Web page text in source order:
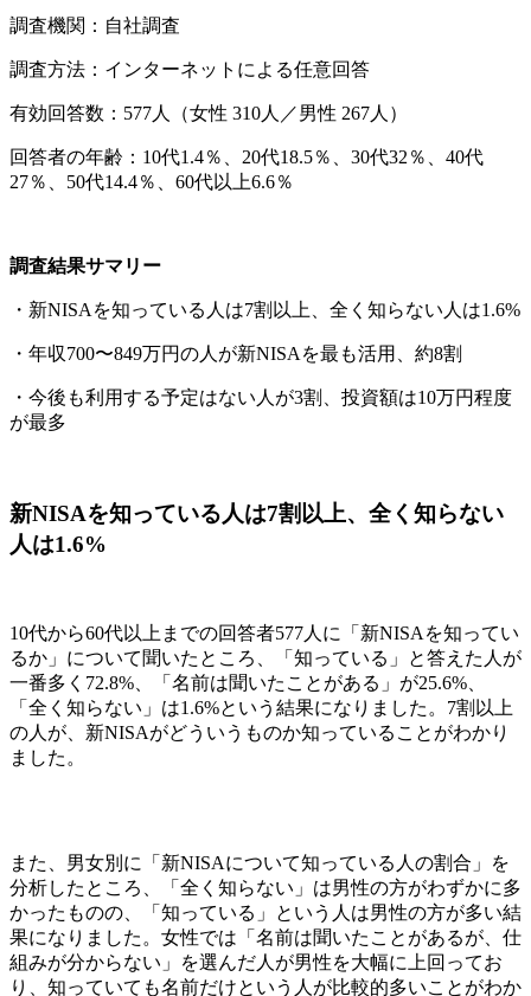
調査機関：自社調査
調査方法：インターネットによる任意回答
有効回答数：577人（女性 310人／男性 267人）
回答者の年齢：10代1.4％、20代18.5％、30代32％、40代
27％、50代14.4％、60代以上6.6％
調査結果サマリー
・新NISAを知っている人は7割以上、全く知らない人は1.6%
・年収700〜849万円の人が新NISAを最も活用、約8割
・今後も利用する予定はない人が3割、投資額は10万円程度
が最多
新NISAを知っている人は7割以上、全く知らない
人は1.6%
10代から60代以上までの回答者577人に「新NISAを知ってい
るか」について聞いたところ、「知っている」と答えた人が
一番多く72.8%、「名前は聞いたことがある」が25.6%、
「全く知らない」は1.6%という結果になりました。7割以上
の人が、新NISAがどういうものか知っていることがわかり
ました。
また、男女別に「新NISAについて知っている人の割合」を
分析したところ、「全く知らない」は男性の方がわずかに多
かったものの、「知っている」という人は男性の方が多い結
果になりました。女性では「名前は聞いたことがあるが、仕
組みが分からない」を選んだ人が男性を大幅に上回ってお
り、知っていても名前だけという人が比較的多いことがわか